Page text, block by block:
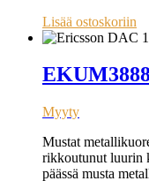
Lisää ostoskoriin
Myyty
Mustat
rikkoutunut luurin
päässä musta